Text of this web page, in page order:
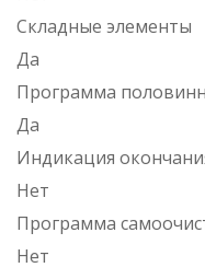
Складные элементы
Да
Программа
Да
Индикация
Нет
Программа
Нет